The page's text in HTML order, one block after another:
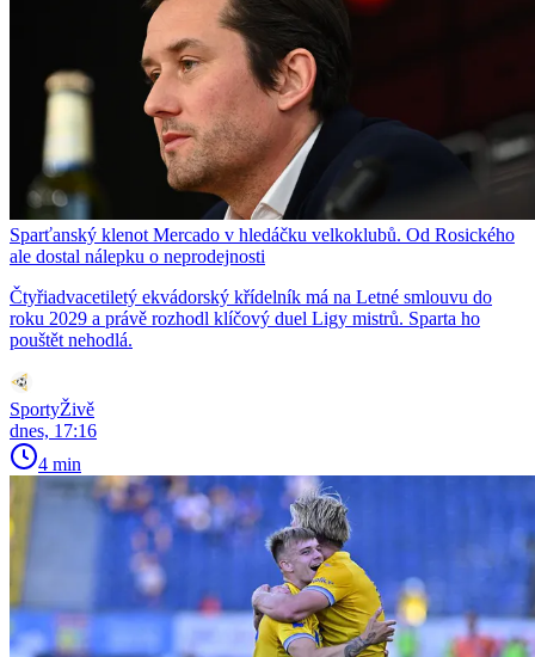
Sparťanský klenot Mercado v hledáčku velkoklubů. Od Rosického
ale dostal nálepku o neprodejnosti
Čtyřiadvacetiletý ekvádorský křídelník má na Letné smlouvu do
roku 2029 a právě rozhodl klíčový duel Ligy mistrů. Sparta ho
pouštět nehodlá.
SportyŽivě
dnes, 17:16
4 min